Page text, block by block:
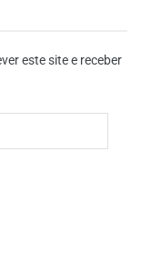
este site e receber